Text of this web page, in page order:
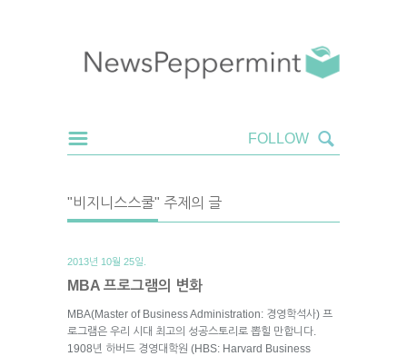
"비지니스스쿨" 주제의 글
2013년 10월 25일.
MBA 프로그램의 변화
MBA(Master of Business Administration: 경영학석사) 프
로그램은 우리 시대 최고의 성공스토리로 뽑힐 만합니다.
1908년 하버드 경영대학원 (HBS: Harvard Business